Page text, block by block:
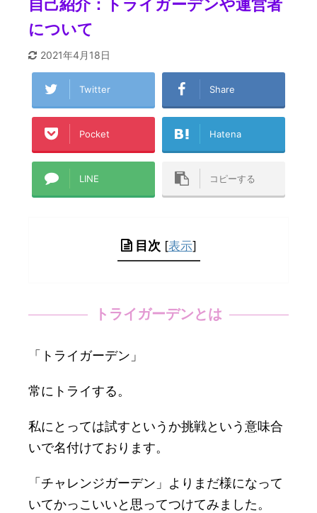
自己紹介：トライガーデンや運営者
について
2021年4月18日
Twitter Share
Pocket Hatena
LINE コピーする
目次 [表示]
トライガーデンとは
「トライガーデン」
常にトライする。
私にとっては試すというか挑戦という意味合
いで名付けております。
「チャレンジガーデン」よりまだ様になって
いてかっこいいと思ってつけてみました。